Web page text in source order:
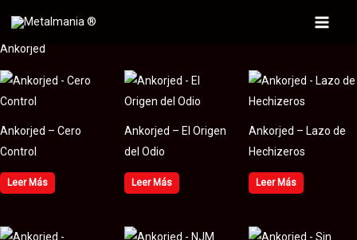
contenido
Main
Ankorjed
Ankorjed – Cero
Control
Leer Más
Ankorjed – El Origen
del Odio
Leer Más
Ankorjed – Lazo de
Hechizeros
Leer Más